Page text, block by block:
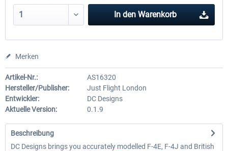
In den Warenkorb
Merken
Artikel-Nr.:
AS16320
Hersteller/Publisher:
Just Flight London
Entwickler:
DC Designs
Aktuelle Version:
0.1.9
Beschreibung
DC Designs brings you accurately modelled F-4E, F-4J and British